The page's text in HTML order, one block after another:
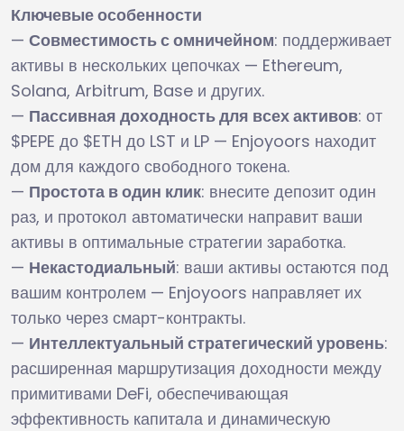
Ключевые особенности
— Совместимость с омничейном: поддерживает
активы в нескольких цепочках — Ethereum,
Solana, Arbitrum, Base и других.
— Пассивная доходность для всех активов: от
$PEPE до $ETH до LST и LP — Enjoyoors находит
дом для каждого свободного токена.
— Простота в один клик: внесите депозит один
раз, и протокол автоматически направит ваши
активы в оптимальные стратегии заработка.
— Некастодиальный: ваши активы остаются под
вашим контролем — Enjoyoors направляет их
только через смарт-контракты.
— Интеллектуальный стратегический уровень:
расширенная маршрутизация доходности между
примитивами DeFi, обеспечивающая
эффективность капитала и динамическую